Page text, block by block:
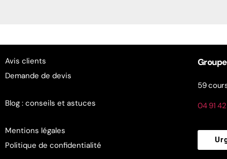
Avis clients
Demande de devis
Blog : conseils et astuces
Mentions légales
Politique de confidentialité
59
04 91